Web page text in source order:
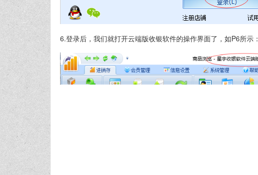
6.登录后，我们就打开云端版收银软件的操作界面了，如P6所示：